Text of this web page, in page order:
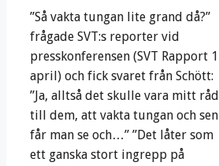
”Så vakta tungan lite grand då?”
frågade SVT:s reporter vid
presskonferensen (SVT Rapport 1
april) och fick svaret från Schött:
”Ja, alltså det skulle vara mitt råd
till dem, att vakta tungan och sen
får man se och…” ”Det låter som
ett ganska stort ingrepp på